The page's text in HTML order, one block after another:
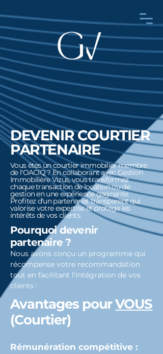
DEVENIR COURTIER
PARTENAIRE
Vous êtes un courtier immobilier membre
de l'OACIQ ? En collaborant avec Gestion
Immobilière Vizus, vous transformez
chaque transaction de location ou de
gestion en une expérience gagnante.
Profitez d'un partenariat transparent qui
valorise votre expertise et protège les
intérêts de vos clients.
Pourquoi devenir
partenaire ?
Nous avons conçu un programme qui
récompense votre recommandation
tout en facilitant l'intégration de vos
clients :
Avantages pourVOUS
(Courtier)
Rémunération compétitive :